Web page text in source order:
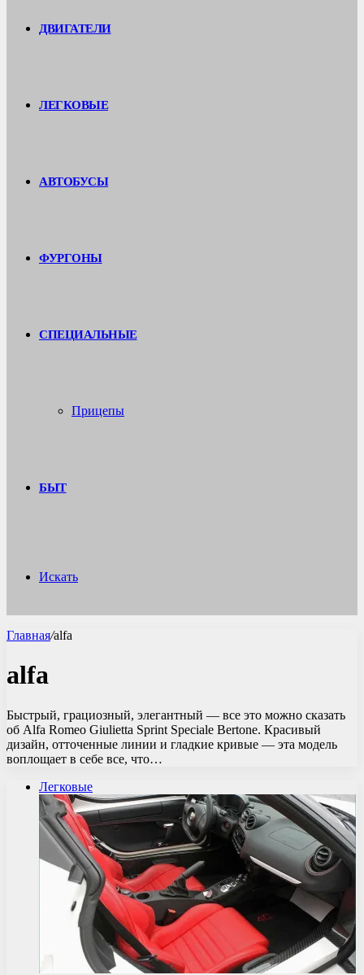
ДВИГАТЕЛИ
ЛЕГКОВЫЕ
АВТОБУСЫ
ФУРГОНЫ
СПЕЦИАЛЬНЫЕ
Прицепы
БЫТ
Искать
Главная/alfa
alfa
Быстрый, грациозный, элегантный — все это можно сказать
об Alfa Romeo Giulietta Sprint Speciale Bertone. Красивый
дизайн, отточенные линии и гладкие кривые — эта модель
воплощает в себе все, что…
Легковые